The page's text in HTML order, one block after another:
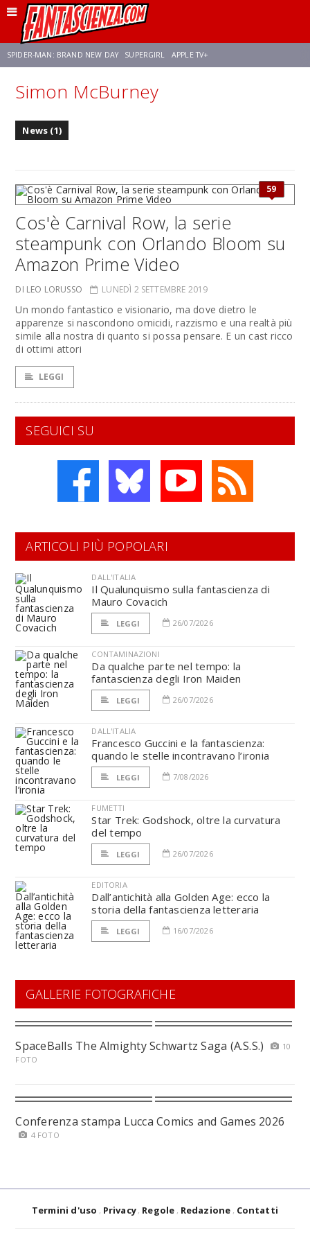
SPIDER-MAN: BRAND NEW DAY SUPERGIRL APPLE TV+
FRANCO RICCIARDIELLO ZENDAYA STAR TREK
Simon McBurney
News (1)
59
Cos'è Carnival Row, la serie
steampunk con Orlando Bloom su
Amazon Prime Video
DI LEO LORUSSO LUNEDÌ 2 SETTEMBRE 2019
Un mondo fantastico e visionario, ma dove dietro le
apparenze si nascondono omicidi, razzismo e una realtà più
simile alla nostra di quanto si possa pensare. E un cast ricco
di ottimi attori
LEGGI
SEGUICI SU
ARTICOLI PIÙ POPOLARI
DALL'ITALIA
Il Qualunquismo sulla fantascienza di
Mauro Covacich
LEGGI 26/07/2026
CONTAMINAZIONI
Da qualche parte nel tempo: la
fantascienza degli Iron Maiden
LEGGI 26/07/2026
DALL'ITALIA
Francesco Guccini e la fantascienza:
quando le stelle incontravano l’ironia
LEGGI 7/08/2026
FUMETTI
Star Trek: Godshock, oltre la curvatura
del tempo
LEGGI 26/07/2026
EDITORIA
Dall’antichità alla Golden Age: ecco la
storia della fantascienza letteraria
LEGGI 16/07/2026
GALLERIE FOTOGRAFICHE
SpaceBalls The Almighty Schwartz Saga (A.S.S.)
10
FOTO
Conferenza stampa Lucca Comics and Games 2026
4 FOTO
Termini d'uso Privacy Regole Redazione Contatti